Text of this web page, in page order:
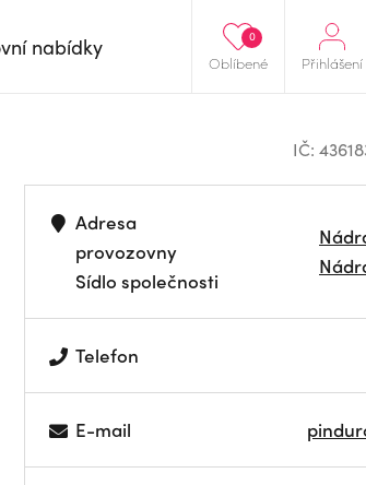
Oblíbené
0
Přihlášení
nabídky
IČ:
Adresa
provozovny
Sídlo společnosti
Telefon
E-mail